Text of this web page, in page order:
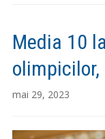
Media 10
olimpicilor,
mai 29, 2023